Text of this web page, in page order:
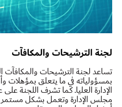
لجنة الترشيحات والمكافآت
تساعد لجنة الترشيحات
بمسؤولياته في ما يتعلق بمؤهلات
الإدارة العليا. كما تشرف اللجنة
مجلس الإدارة وتعمل بشكل مستمر